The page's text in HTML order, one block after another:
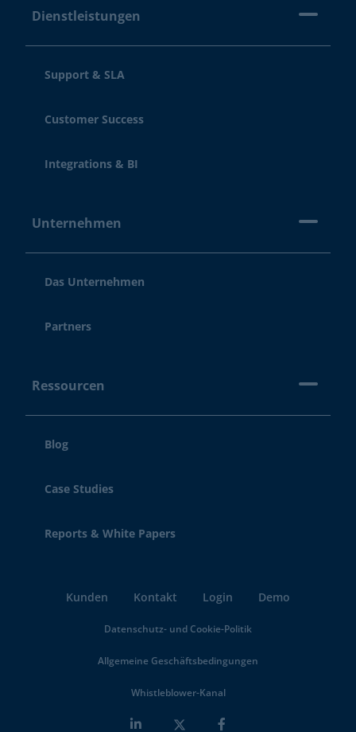
Dienstleistungen
Support & SLA
Customer Success
Integrations & BI
Unternehmen
Das Unternehmen
Partners
Ressourcen
Blog
Case Studies
Reports & White Papers
Kunden Kontakt Login Demo
Datenschutz- und Cookie-Politik
Allgemeine Geschäftsbedingungen
Whistleblower-Kanal